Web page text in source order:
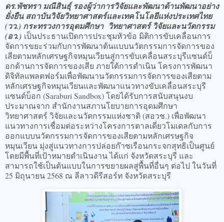
ดร.พัชทรา มณีสินธุ์ รองผู้ว่าการวิจัยและพัฒนาด้านพัฒนาอย่าง
ยั่งยืน สถาบันวิจัยวิทยาศาสตร์และเทคโนโลยีแห่งประเทศไทย
(วว.) กระทรวงการอุดมศึกษา วิทยาศาสตร์ วิจัยและนวัตกรรม
(อว.) เป็นประธานเปิดการประชุมหัวข้อ มิติการขับเคลื่อนการ
จัดการขยะร่วมกับการพัฒนาต้นแบบนวัตกรรมการจัดการของ
เสียตามหลักเศรษฐกิจหมุนเวียนสู่การขับเคลื่อนสระบุรีแซนด์บ็
อกด้านการจัดการของเสีย ภายใต้การดำเนิน โครงการพัฒนา
ดิจิทัลแพลตฟอร์มเพื่อพัฒนานวัตกรรมการจัดการของเสียตาม
หลักเศรษฐกิจหมุนเวียนและพัฒนาแนวทางขับเคลื่อนสระบุรี
แซนด์บ็อก (Saraburi Sandbox) โดยได้รับการสนับสนุนงบ
ประมาณจาก สำนักงานสภานโยบายการอุดมศึกษา
วิทยาศาสตร์ วิจัยและนวัตกรรมแห่งชาติ (สอวช.) เพื่อพัฒนา
แนวทางการเชื่อมต่อระหว่างโครงการตาลเดี่ยวโมเดลกับการ
ออกแบบนวัตกรรมการจัดการของเสียตามหลักเศรษฐกิจ
หมุนเวียน มุ่งสู่แนวทางการปล่อยก๊าซเรือนกระจกสุทธิเป็นศูนย์
โดยมีพื้นที่เป้าหมายดำเนินงาน ได้แก่ จังหวัดสระบุรี และ
สามารถใช้เป็นต้นแบบในการขยายผลสู่พื้นที่อื่นๆ ต่อไป ในวันที่
25 มิถุนายน 2568 ณ ลีลาวดีรีสอร์ท จังหวัดสระบุรี